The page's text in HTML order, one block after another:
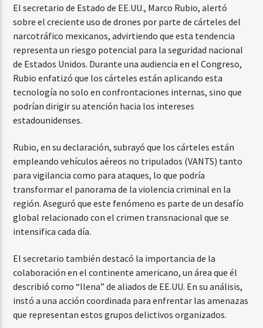
El secretario de Estado de EE.UU., Marco Rubio, alertó
sobre el creciente uso de drones por parte de cárteles del
narcotráfico mexicanos, advirtiendo que esta tendencia
representa un riesgo potencial para la seguridad nacional
de Estados Unidos. Durante una audiencia en el Congreso,
Rubio enfatizó que los cárteles están aplicando esta
tecnología no solo en confrontaciones internas, sino que
podrían dirigir su atención hacia los intereses
estadounidenses.
Rubio, en su declaración, subrayó que los cárteles están
empleando vehículos aéreos no tripulados (VANTS) tanto
para vigilancia como para ataques, lo que podría
transformar el panorama de la violencia criminal en la
región. Aseguró que este fenómeno es parte de un desafío
global relacionado con el crimen transnacional que se
intensifica cada día.
El secretario también destacó la importancia de la
colaboración en el continente americano, un área que él
describió como “llena” de aliados de EE.UU. En su análisis,
instó a una acción coordinada para enfrentar las amenazas
que representan estos grupos delictivos organizados.